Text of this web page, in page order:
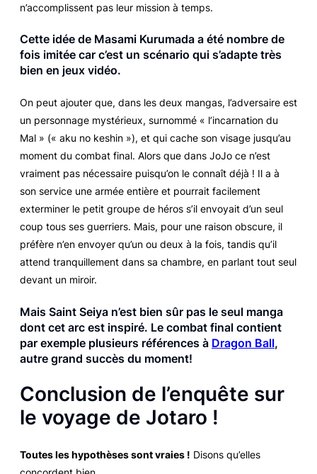
n’accomplissent pas leur mission à temps.
Cette idée de Masami Kurumada a été nombre de
fois imitée car c’est un scénario qui s’adapte très
bien en jeux vidéo.
On peut ajouter que, dans les deux mangas, l’adversaire est
un personnage mystérieux, surnommé « l’incarnation du
Mal » (« aku no keshin »), et qui cache son visage jusqu’au
moment du combat final. Alors que dans JoJo ce n’est
vraiment pas nécessaire puisqu’on le connaît déjà ! Il a à
son service une armée entière et pourrait facilement
exterminer le petit groupe de héros s’il envoyait d’un seul
coup tous ses guerriers. Mais, pour une raison obscure, il
préfère n’en envoyer qu’un ou deux à la fois, tandis qu’il
attend tranquillement dans sa chambre, en parlant tout seul
devant un miroir.
Mais Saint Seiya n’est bien sûr pas le seul manga
dont cet arc est inspiré. Le combat final contient
par exemple plusieurs références à Dragon Ball,
autre grand succès du moment!
Conclusion de l’enquête sur
le voyage de Jotaro !
Toutes les hypothèses sont vraies ! Disons qu’elles